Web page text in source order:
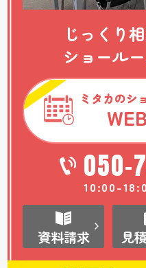
じっくり
ショール
ミタカのシ
WEB
050-
10:00-
資料請求 見